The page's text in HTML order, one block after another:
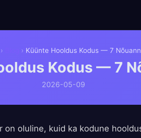
› › Küünte Hooldus Kodus — 7
Kodus — 7
2026-05-09
on oluline, kuid ka kodune